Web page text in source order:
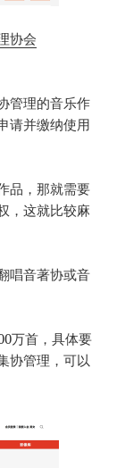
协会
管理的音乐作
请并缴纳使用
品，那就需要
，这就比较麻
唱音著协或音
万首，具体要
协管理，可以